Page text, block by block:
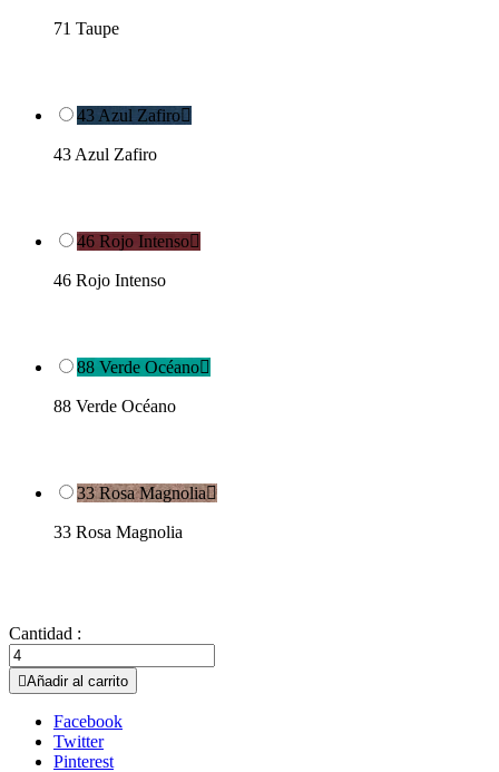
71 Taupe
43 Azul Zafiro
43 Azul Zafiro
46 Rojo Intenso
46 Rojo Intenso
88 Verde Océano
88 Verde Océano
33 Rosa Magnolia
33 Rosa Magnolia
Cantidad :
Añadir al carrito
Facebook
Twitter
Pinterest